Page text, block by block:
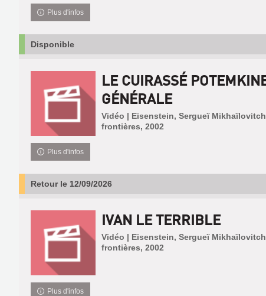
Plus d'infos
Disponible
LE CUIRASSÉ
GÉNÉRALE
Vidéo | Eisenstein, Sergueï
frontières, 2002
Plus d'infos
Retour le 12/09/2026
IVAN LE TERRIBLE
Vidéo | Eisenstein, Sergueï
frontières, 2002
Plus d'infos